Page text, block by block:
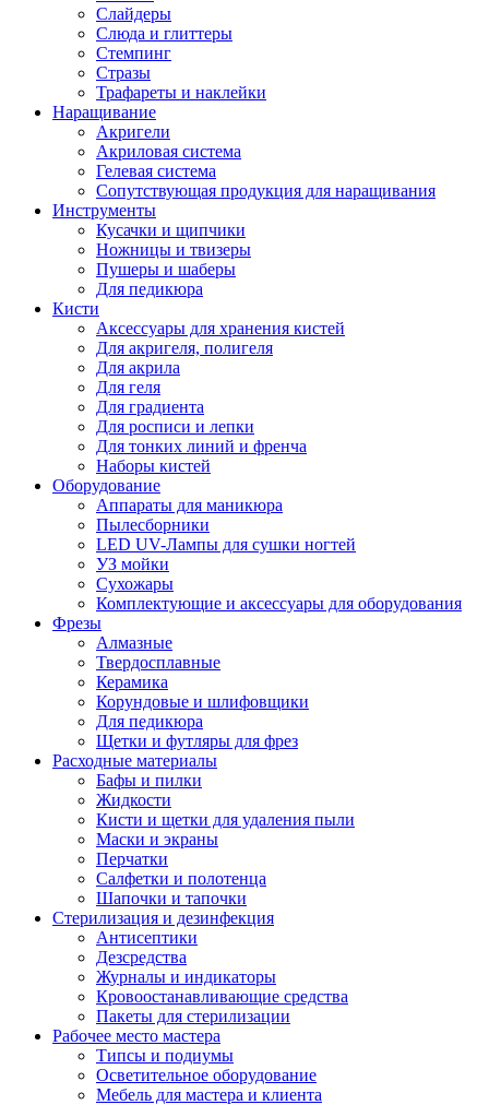
Слайдеры
Слюда и глиттеры
Стемпинг
Стразы
Трафареты и наклейки
Наращивание
Акригели
Акриловая система
Гелевая система
Сопутствующая продукция для наращивания
Инструменты
Кусачки и щипчики
Ножницы и твизеры
Пушеры и шаберы
Для педикюра
Кисти
Аксессуары для хранения кистей
Для акригеля, полигеля
Для акрила
Для геля
Для градиента
Для росписи и лепки
Для тонких линий и френча
Наборы кистей
Оборудование
Аппараты для маникюра
Пылесборники
LED UV-Лампы для сушки ногтей
УЗ мойки
Сухожары
Комплектующие и аксессуары для оборудования
Фрезы
Алмазные
Твердосплавные
Керамика
Корундовые и шлифовщики
Для педикюра
Щетки и футляры для фрез
Расходные материалы
Бафы и пилки
Жидкости
Кисти и щетки для удаления пыли
Маски и экраны
Перчатки
Салфетки и полотенца
Шапочки и тапочки
Стерилизация и дезинфекция
Антисептики
Дезсредства
Журналы и индикаторы
Кровоостанавливающие средства
Пакеты для стерилизации
Рабочее место мастера
Типсы и подиумы
Осветительное оборудование
Мебель для мастера и клиента